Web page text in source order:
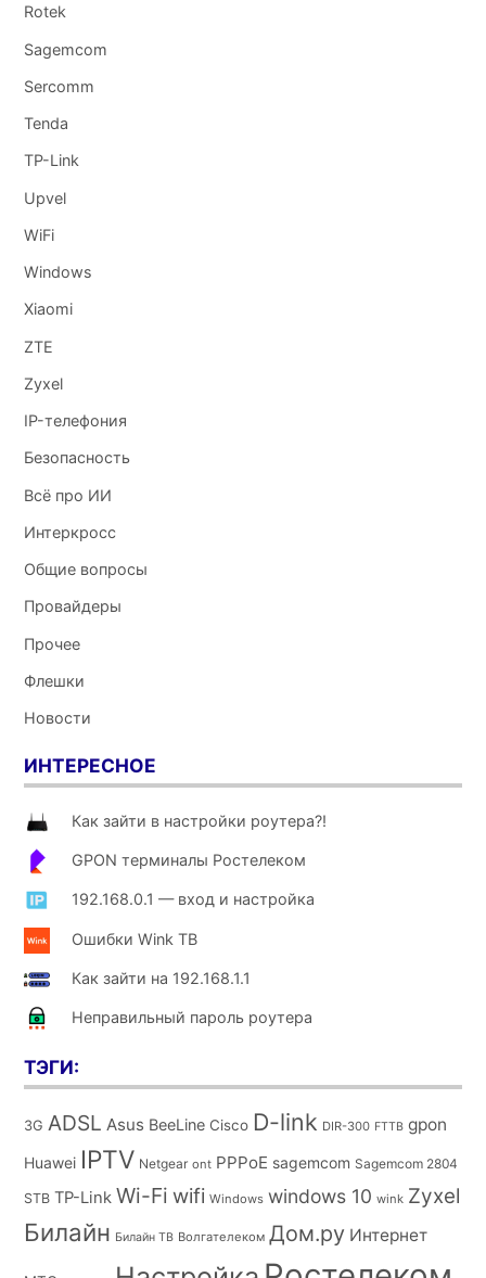
Rotek
Sagemcom
Sercomm
Tenda
TP-Link
Upvel
WiFi
Windows
Xiaomi
ZTE
Zyxel
IP-телефония
Безопасность
Всё про ИИ
Интеркросс
Общие вопросы
Провайдеры
Прочее
Флешки
Новости
ИНТЕРЕСНОЕ
Как зайти в настройки роутера?!
GPON терминалы Ростелеком
192.168.0.1 — вход и настройка
Ошибки Wink ТВ
Как зайти на 192.168.1.1
Неправильный пароль роутера
ТЭГИ:
3G ADSL Asus BeeLine Cisco D-link DIR-300 FTTB gpon
Huawei IPTV Netgear ont PPPoE sagemcom Sagemcom 2804
STB TP-Link Wi-Fi wifi Windows windows 10 wink Zyxel
Билайн Билайн ТВ Волгателеком Дом.ру Интернет